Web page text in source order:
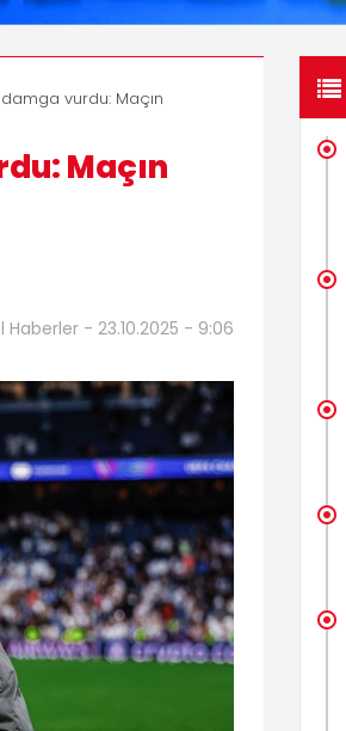
vurdu: Maçın
Maçın
Haberler - 23.10.2025 - 9:06